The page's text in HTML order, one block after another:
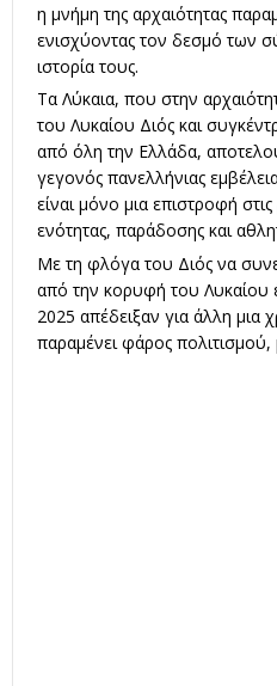
η μνήμη της αρχαιότητας
ενισχύοντας τον δεσμό των
ιστορία τους.
Τα Λύκαια, που στην
του Λυκαίου Διός και
από όλη την Ελλάδα,
γεγονός πανελλήνιας
είναι μόνο μια επιστροφή στις
ενότητας, παράδοσης και
Με τη φλόγα του Διός να
από την κορυφή του Λυκαίου
2025 απέδειξαν για άλλη μια
παραμένει φάρος πολιτισμού,